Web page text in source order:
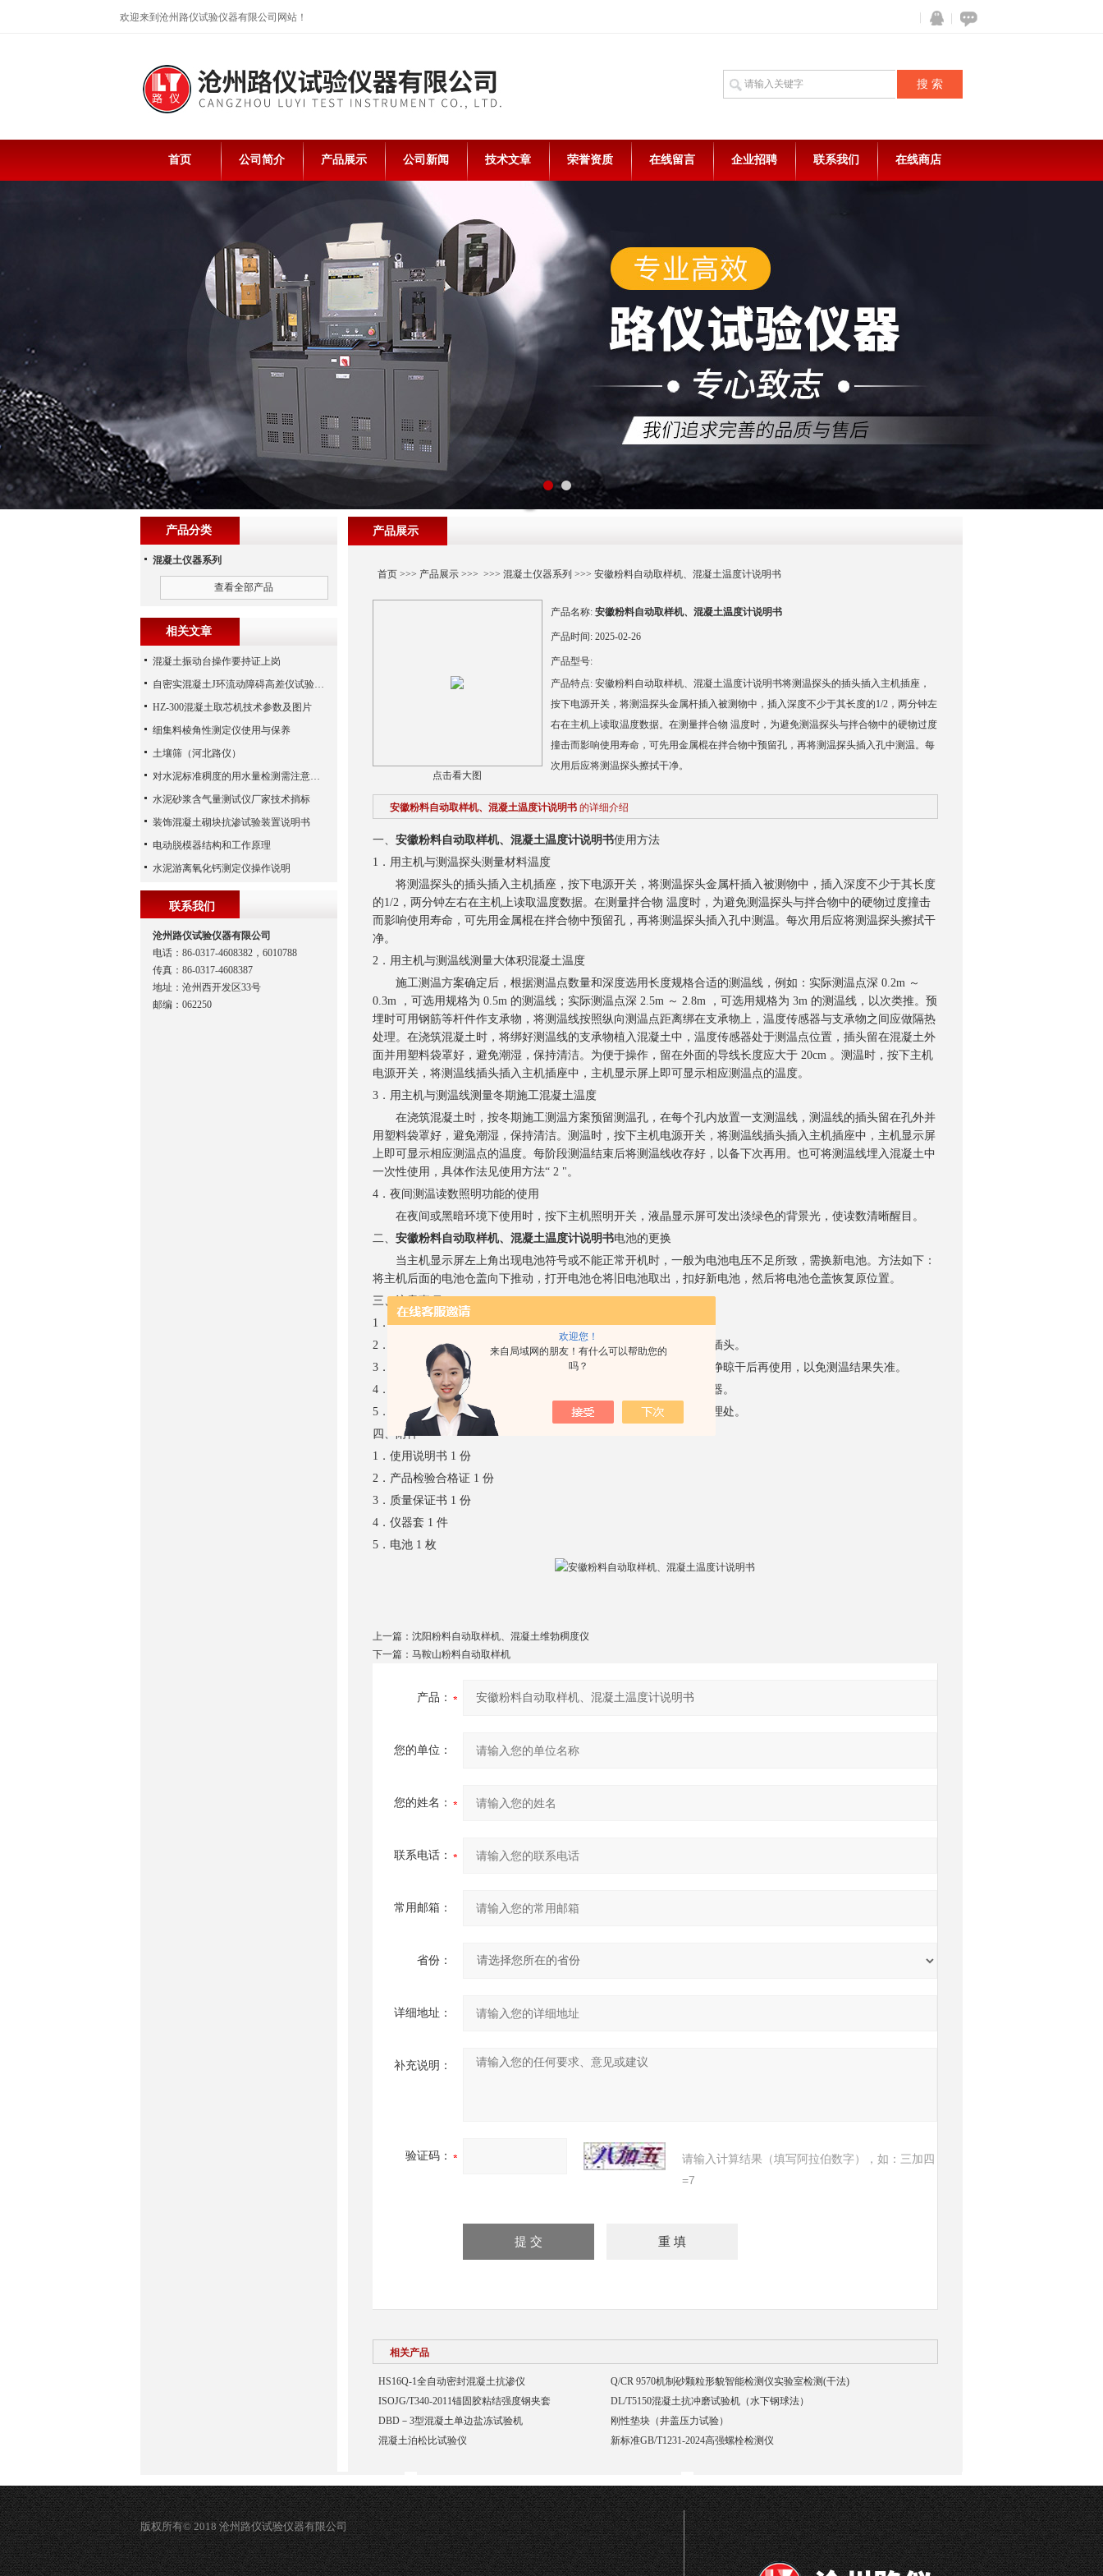
欢迎您！
来自局域网的朋友！有什么可以帮助您的
吗？
欢迎来到沧州路仪试验仪器有限公司网站！
在线咨
QQ
首页 公司简介 产品展示 公司新闻 技术文章 荣誉资质 在线留言 企业招聘 联系我们 在线商店
产品展示
首页>>> 产品展示>>> >>> 混凝土仪器系列 >>> 安徽粉料自动取样机、混凝土温度计说明书
点击看大图
产品名称: 安徽粉料自动取样机、混凝土温度计说明书
产品时间: 2025-02-26
产品型号:
产品特点: 安徽粉料自动取样机、混凝土温度计说明书将测温探头的插头插入主机插座，
按下电源开关，将测温探头金属杆插入被测物中，插入深度不少于其长度的1/2，两分钟左
右在主机上读取温度数据。在测量拌合物 温度时，为避免测温探头与拌合物中的硬物过度
撞击而影响使用寿命，可先用金属棍在拌合物中预留孔，再将测温探头插入孔中测温。每
次用后应将测温探头擦拭干净。
安徽粉料自动取样机、混凝土温度计说明书 的详细介绍
一、 安徽粉料自动取样机、混凝土温度计说明书使用方法
1．用主机与测温探头测量材料温度
将测温探头的插头插入主机插座，按下电源开关，将测温探头金属杆插入被测物中，插入深度不少于其长度
的1/2，两分钟左右在主机上读取温度数据。在测量拌合物 温度时，为避免测温探头与拌合物中的硬物过度撞击
而影响使用寿命，可先用金属棍在拌合物中预留孔，再将测温探头插入孔中测温。每次用后应将测温探头擦拭干
净。
2．用主机与测温线测量大体积混凝土温度
施工测温方案确定后，根据测温点数量和深度选用长度规格合适的测温线，例如：实际测温点深 0.2m ～
0.3m ，可选用规格为 0.5m 的测温线；实际测温点深 2.5m ～ 2.8m ，可选用规格为 3m 的测温线，以次类推。预
埋时可用钢筋等杆件作支承物，将测温线按照纵向测温点距离绑在支承物上，温度传感器与支承物之间应做隔热
处理。在浇筑混凝土时，将绑好测温线的支承物植入混凝土中，温度传感器处于测温点位置，插头留在混凝土外
面并用塑料袋罩好，避免潮湿，保持清洁。为便于操作，留在外面的导线长度应大于 20cm 。测温时，按下主机
电源开关，将测温线插头插入主机插座中，主机显示屏上即可显示相应测温点的温度。
3．用主机与测温线测量冬期施工混凝土温度
在浇筑混凝土时，按冬期施工测温方案预留测温孔，在每个孔内放置一支测温线，测温线的插头留在孔外并
用塑料袋罩好，避免潮湿，保持清洁。测温时，按下主机电源开关，将测温线插头插入主机插座中，主机显示屏
上即可显示相应测温点的温度。每阶段测温结束后将测温线收存好，以备下次再用。也可将测温线埋入混凝土中
一次性使用，具体作法见使用方法“ 2 "。
4．夜间测温读数照明功能的使用
在夜间或黑暗环境下使用时，按下主机照明开关，液晶显示屏可发出淡绿色的背景光，使读数清晰醒目。
二、 安徽粉料自动取样机、混凝土温度计说明书电池的更换
当主机显示屏左上角出现电池符号或不能正常开机时，一般为电池电压不足所致，需换新电池。方法如下：
将主机后面的电池仓盖向下推动，打开电池仓将旧电池取出，扣好新电池，然后将电池仓盖恢复原位置。
三、
1．主机未接测温探头或测温线时显示屏上显示“-1"为准备工作状态。
2．在操作中不可用力过猛，将插头插入或拔出主机插座时，应持稳插头。
3．插头和主机插座应避免潮湿，保持清洁。如不慎进水受潮，请擦净晾干后再使用，以免测温结果失准。
4．仪器使用完毕应及时关机，长期不用时应将电池取出以免损坏仪器。
5．不要自行打开主机后盖，需要检修或校准时，请送回生产厂或代理处。
四、 附件
1．使用说明书 1 份
2．产品检验合格证 1 份
3．质量保证书 1 份
4．仪器套 1 件
5．电池 1 枚
上一篇： 沈阳粉料自动取样机、混凝土维勃稠度仪
下一篇： 马鞍山粉料自动取样机
产品：
您的单位：
您的姓名：
联系电话：
常用邮箱：
省份：
详细地址：
补充说明：
验证码：
请输入计算结果（填写阿拉伯数字），如：三加四
=7
相关产品
HS16Q-1全自动密封混凝土抗渗仪
Q/CR 9570机制砂颗粒形貌智能检测仪实验室检测(干法)
ISOJG/T340-2011锚固胶粘结强度钢夹套
DL/T5150混凝土抗冲磨试验机（水下钢球法）
DBD－3型混凝土单边盐冻试验机
刚性垫块（井盖压力试验）
混凝土泊松比试验仪
新标准GB/T1231-2024高强螺栓检测仪
产品分类
混凝土仪器系列
查看全部产品
相关文章
混凝土振动台操作要持证上岗
自密实混凝土J环流动障碍高差仪试验步骤
HZ-300混凝土取芯机技术参数及图片
细集料棱角性测定仪使用与保养
土壤筛（河北路仪）
对水泥标准稠度的用水量检测需注意哪些？
水泥砂浆含气量测试仪厂家技术捎标
装饰混凝土砌块抗渗试验装置说明书
电动脱模器结构和工作原理
水泥游离氧化钙测定仪操作说明
联系我们
沧州路仪试验仪器有限公司
电话：86-0317-4608382，6010788
传真：86-0317-4608387
地址：沧州西开发区33号
邮编：062250
版权所有© 2018 沧州路仪试验仪器有限公司